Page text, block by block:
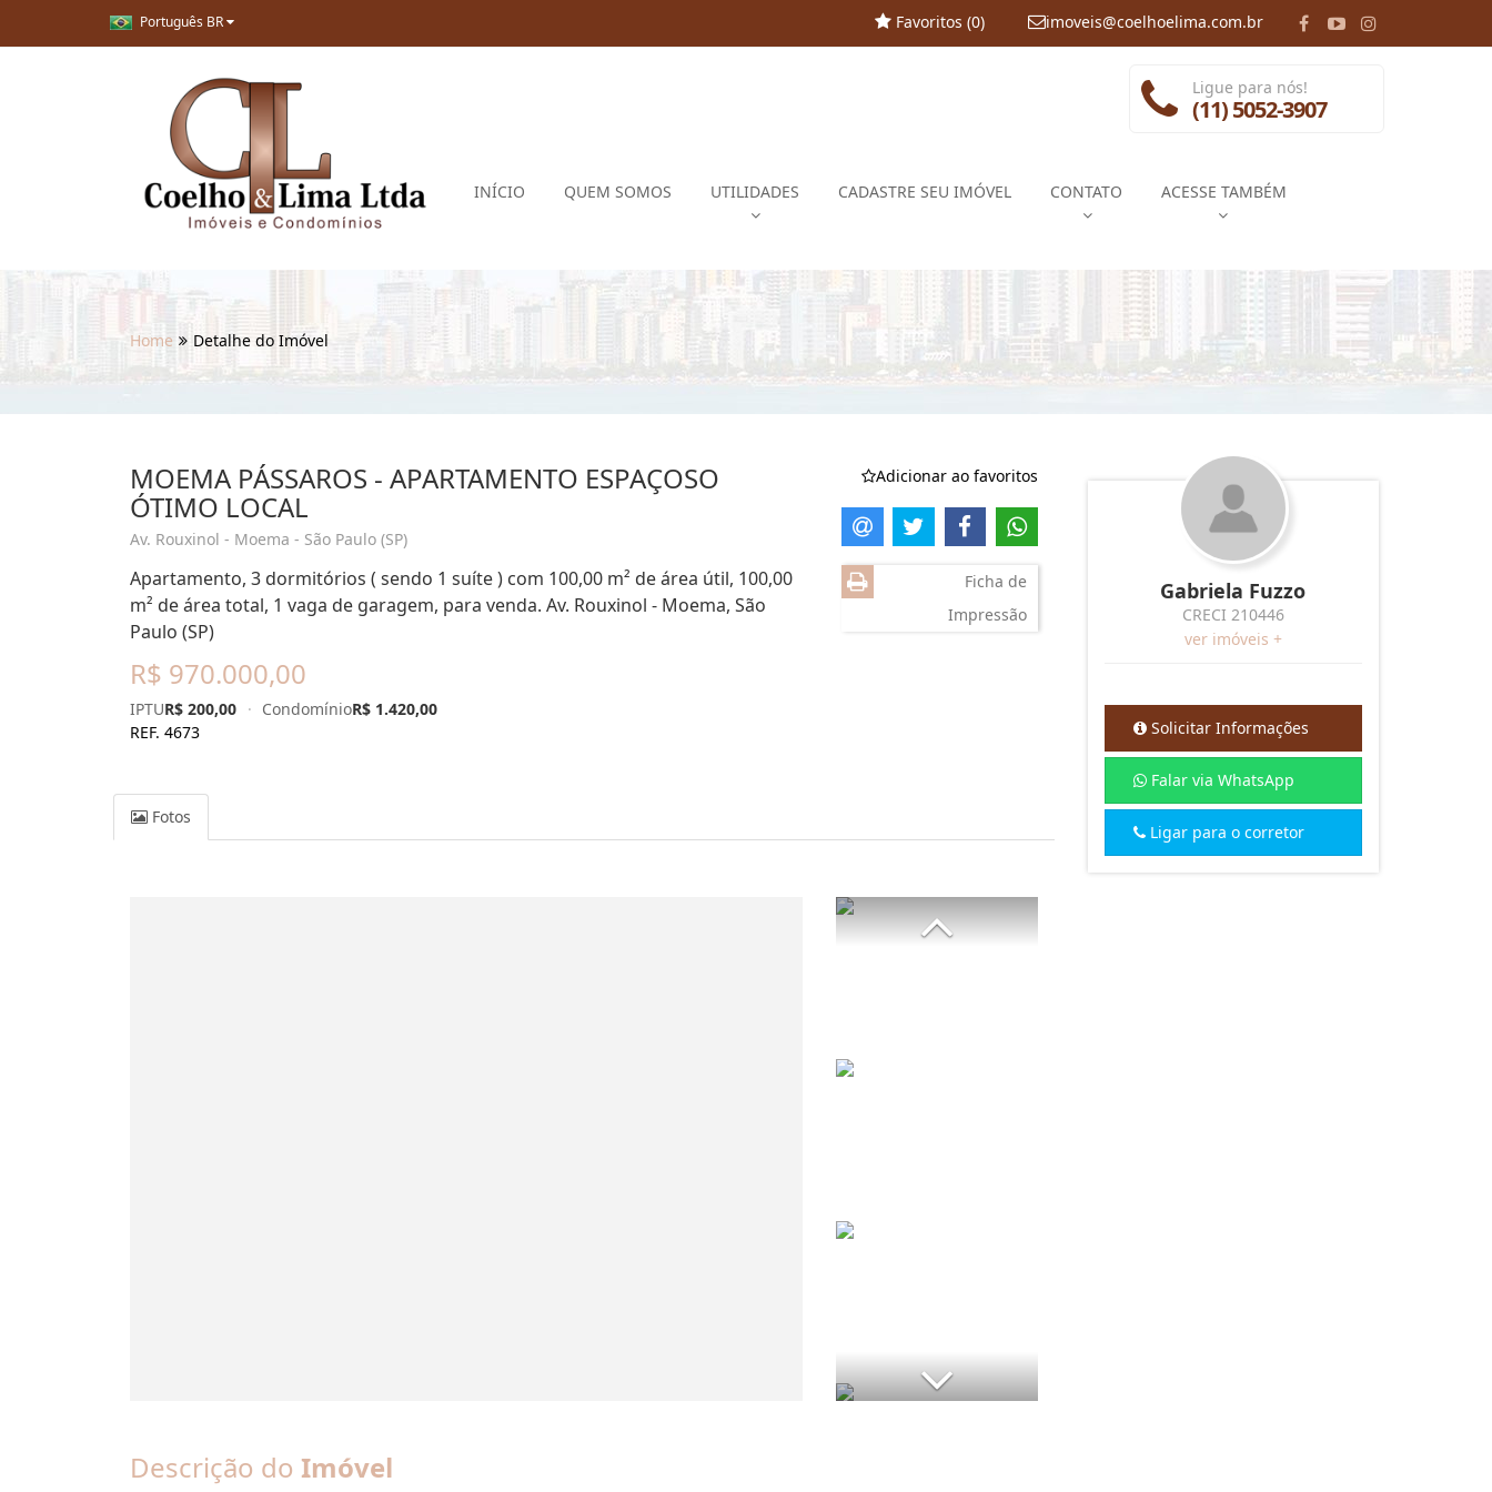
Português BR imoveis@coelhoelima.com.br
Favoritos (0)
INÍCIO QUEM SOMOS UTILIDADES CADASTRE SEU IMÓVEL CONTATO ACESSE TAMBÉM
Ligue para nós!
(11) 5052-3907
Home Detalhe do Imóvel
MOEMA PÁSSAROS - APARTAMENTO ESPAÇOSO
ÓTIMO LOCAL
Av. Rouxinol - Moema - São Paulo (SP)
Apartamento, 3 dormitórios ( sendo 1 suíte ) com 100,00 m² de área útil, 100,00
m² de área total, 1 vaga de garagem, para venda. Av. Rouxinol - Moema, São
Paulo (SP)
R$ 970.000,00
IPTUR$ 200,00 · CondomínioR$ 1.420,00
REF. 4673
Adicionar ao favoritos
Ficha de
Impressão
Fotos
Descrição do Imóvel
Gabriela Fuzzo
CRECI 210446
ver imóveis +
Solicitar Informações
Falar via WhatsApp
Ligar para o corretor